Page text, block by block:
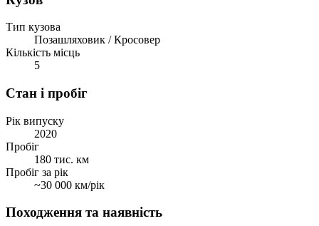
Тип кузова
Позашляховик / Кросовер
Кількість місць
5
Стан і пробіг
Рік випуску
2020
Пробіг
180 тис. км
Пробіг за рік
~30 000 км/рік
Походження та наявність